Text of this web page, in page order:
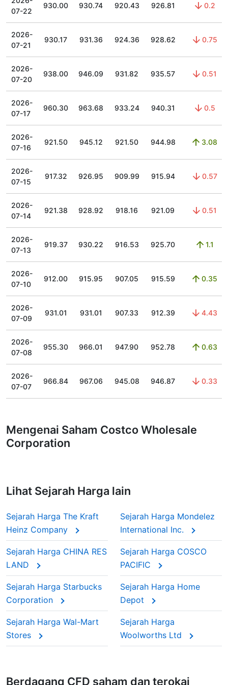
07-22
930.00 930.74 920.43 926.81 0.2
2026-
07-21
930.17 931.36 924.36 928.62 0.75
2026-
07-20
938.00 946.09 931.82 935.57 0.51
2026-
07-17
960.30 963.68 933.24 940.31 0.5
2026-
07-16
921.50 945.12 921.50 944.98 3.08
2026-
07-15
917.32 926.95 909.99 915.94 0.57
2026-
07-14
921.38 928.92 918.16 921.09 0.51
2026-
07-13
919.37 930.22 916.53 925.70 1.1
2026-
07-10
912.00 915.95 907.05 915.59 0.35
2026-
07-09
931.01 931.01 907.33 912.39 4.43
2026-
07-08
955.30 966.01 947.90 952.78 0.63
2026-
07-07
966.84 967.06 945.08 946.87 0.33
Mengenai Saham Costco Wholesale
Corporation
Lihat Sejarah Harga lain
Sejarah Harga The Kraft
Heinz Company
Sejarah Harga Mondelez
International Inc.
Sejarah Harga CHINA RES
LAND
Sejarah Harga COSCO
PACIFIC
Sejarah Harga Starbucks
Corporation
Sejarah Harga Home
Depot
Sejarah Harga Wal-Mart
Stores
Sejarah Harga
Woolworths Ltd
Berdagang CFD saham dan terokai